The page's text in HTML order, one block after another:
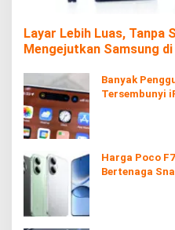
Layar Lebih Luas, Tanpa
Mengejutkan Samsung di
Banyak
Tersembunyi
Harga Poco
Bertenaga